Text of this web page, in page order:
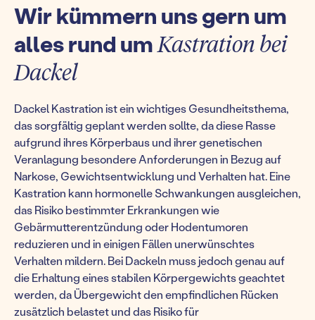
Wir kümmern uns gern um
alles rund umKastration bei
Dackel
Dackel Kastration ist ein wichtiges Gesundheitsthema,
das sorgfältig geplant werden sollte, da diese Rasse
aufgrund ihres Körperbaus und ihrer genetischen
Veranlagung besondere Anforderungen in Bezug auf
Narkose, Gewichtsentwicklung und Verhalten hat. Eine
Kastration kann hormonelle Schwankungen ausgleichen,
das Risiko bestimmter Erkrankungen wie
Gebärmutterentzündung oder Hodentumoren
reduzieren und in einigen Fällen unerwünschtes
Verhalten mildern. Bei Dackeln muss jedoch genau auf
die Erhaltung eines stabilen Körpergewichts geachtet
werden, da Übergewicht den empfindlichen Rücken
zusätzlich belastet und das Risiko für